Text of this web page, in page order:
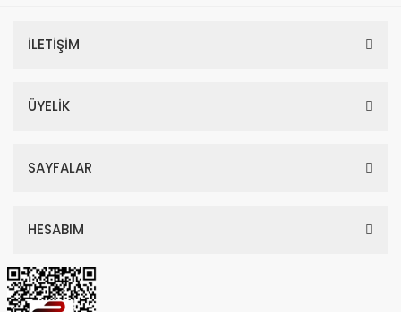
İLETİŞİM
ÜYELİK
SAYFALAR
HESABIM